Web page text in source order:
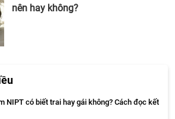
nên hay không?
NIPT có biết trai hay gái không? Cách đọc kết